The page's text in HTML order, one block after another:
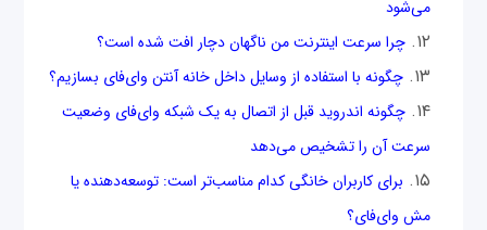
می‌شود
چرا سرعت اینترنت من ناگهان دچار افت شده است؟
چگونه با استفاده از وسایل داخل خانه آنتن وای‌فای بسازیم؟
چگونه اندروید قبل از اتصال به یک شبکه وای‌فای وضعیت
سرعت آن را تشخیص می‌دهد
برای کاربران خانگی کدام مناسب‌تر است: توسعه‌دهنده‌ یا
مش وای‌فای؟